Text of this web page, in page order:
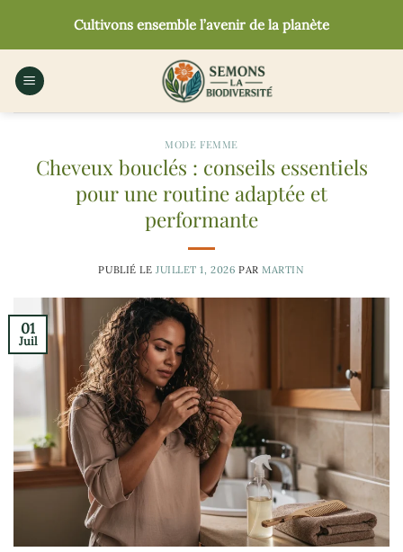
contenu
Cultivons ensemble l’avenir de la planète
MODE FEMME
Cheveux bouclés : conseils essentiels
pour une routine adaptée et
performante
PUBLIÉ LE JUILLET 1, 2026 PAR MARTIN
01
Juil